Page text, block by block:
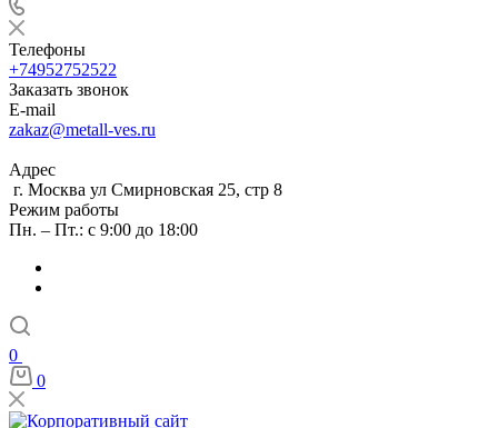
Телефоны
+74952752522
Заказать звонок
E-mail
zakaz@metall-ves.ru
Адрес
г. Москва ул Смирновская 25, стр 8
Режим работы
Пн. – Пт.: с 9:00 до 18:00
0
0